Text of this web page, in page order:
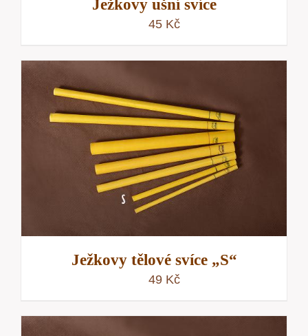
Ježkovy ušní svíce
45 Kč
Ježkovy tělové svíce „S“
49 Kč